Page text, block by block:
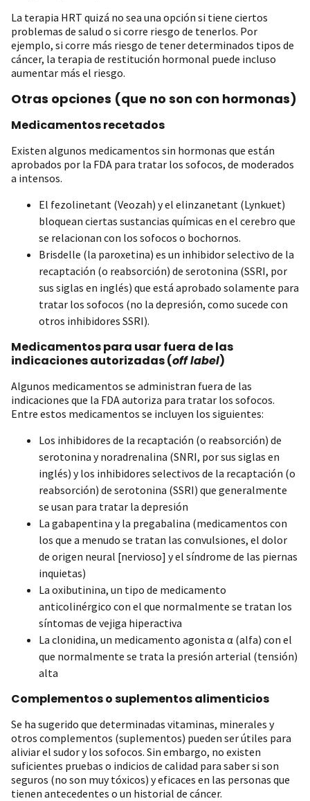
La terapia HRT quizá no sea una opción si tiene ciertos
problemas de salud o si corre riesgo de tenerlos. Por
ejemplo, si corre más riesgo de tener determinados tipos de
cáncer, la terapia de restitución hormonal puede incluso
aumentar más el riesgo.
Otras opciones (que no son con hormonas)
Medicamentos recetados
Existen algunos medicamentos sin hormonas que están
aprobados por la FDA para tratar los sofocos, de moderados
a intensos.
El fezolinetant (Veozah) y el elinzanetant (Lynkuet)
bloquean ciertas sustancias químicas en el cerebro que
se relacionan con los sofocos o bochornos.
Brisdelle (la paroxetina) es un inhibidor selectivo de la
recaptación (o reabsorción) de serotonina (SSRI, por
sus siglas en inglés) que está aprobado solamente para
tratar los sofocos (no la depresión, como sucede con
otros inhibidores SSRI).
Medicamentos para usar fuera de las
indicaciones autorizadas (off label)
Algunos medicamentos se administran fuera de las
indicaciones que la FDA autoriza para tratar los sofocos.
Entre estos medicamentos se incluyen los siguientes:
Los inhibidores de la recaptación (o reabsorción) de
serotonina y noradrenalina (SNRI, por sus siglas en
inglés) y los inhibidores selectivos de la recaptación (o
reabsorción) de serotonina (SSRI) que generalmente
se usan para tratar la depresión
La gabapentina y la pregabalina (medicamentos con
los que a menudo se tratan las convulsiones, el dolor
de origen neural [nervioso] y el síndrome de las piernas
inquietas)
La oxibutinina, un tipo de medicamento
anticolinérgico con el que normalmente se tratan los
síntomas de vejiga hiperactiva
La clonidina, un medicamento agonista α (alfa) con el
que normalmente se trata la presión arterial (tensión)
alta
Complementos o suplementos alimenticios
Se ha sugerido que determinadas vitaminas, minerales y
otros complementos (suplementos) pueden ser útiles para
aliviar el sudor y los sofocos. Sin embargo, no existen
suficientes pruebas o indicios de calidad para saber si son
seguros (no son muy tóxicos) y eficaces en las personas que
tienen antecedentes o un historial de cáncer.